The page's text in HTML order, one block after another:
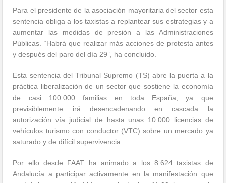
Para el presidente de la asociación mayoritaria del sector esta
sentencia obliga a los taxistas a replantear sus estrategias y a
aumentar las medidas de presión a las Administraciones
Públicas. “Habrá que realizar más acciones de protesta antes
y después del paro del día 29”, ha concluido.
Esta sentencia del Tribunal Supremo (TS) abre la puerta a la
práctica liberalización de un sector que sostiene la economía
de casi 100.000 familias en toda España, ya que
previsiblemente irá desencadenando en cascada la
autorización vía judicial de hasta unas 10.000 licencias de
vehículos turismo con conductor (VTC) sobre un mercado ya
saturado y de difícil supervivencia.
Por ello desde FAAT ha animado a los 8.624 taxistas de
Andalucía a participar activamente en la manifestación que